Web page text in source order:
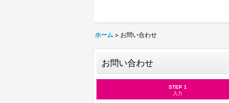
ホーム > お問い合わせ
お問い合わせ
STEP 1
入力